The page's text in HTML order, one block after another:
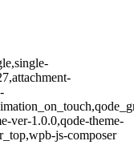
ver-1.0.0,qode-theme-
js-composer